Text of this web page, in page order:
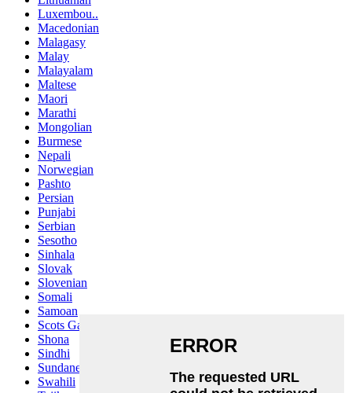
Luxembou..
Macedonian
Malagasy
Malay
Malayalam
Maltese
Maori
Marathi
Mongolian
Burmese
Nepali
Norwegian
Pashto
Persian
Punjabi
Serbian
Sesotho
Sinhala
Slovak
Slovenian
Somali
Samoan
Scots Gaelic
Shona
Sindhi
Sundanese
Swahili